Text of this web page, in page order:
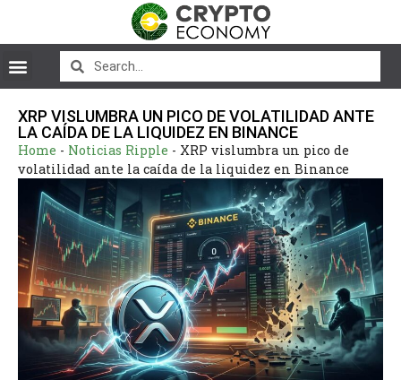
XRP VISLUMBRA UN PICO DE VOLATILIDAD ANTE
LA CAÍDA DE LA LIQUIDEZ EN BINANCE
Home - Noticias Ripple - XRP vislumbra un pico de
volatilidad ante la caída de la liquidez en Binance